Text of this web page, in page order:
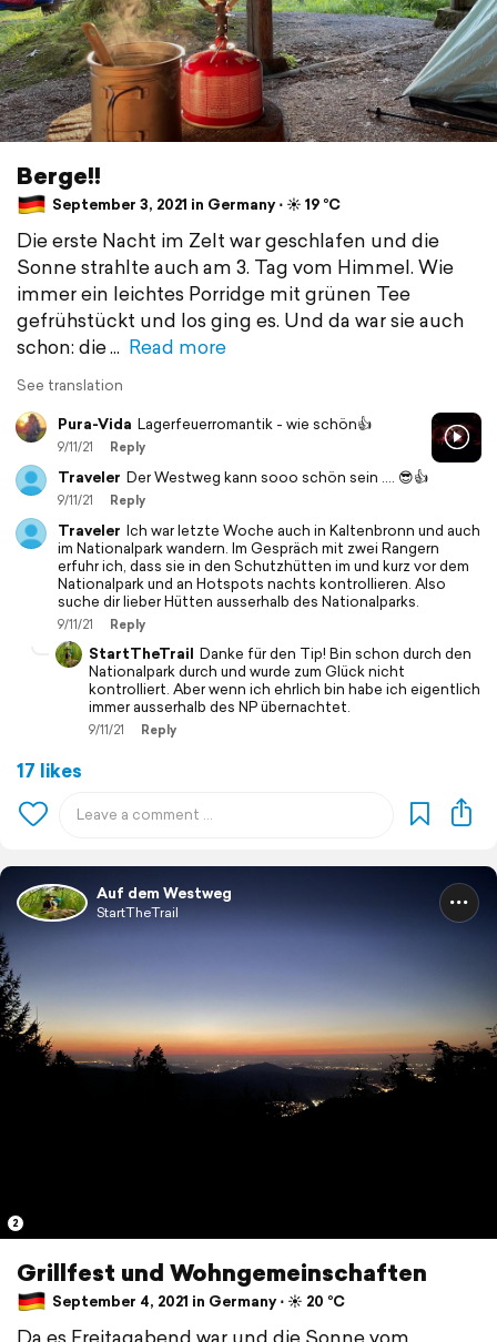
Berge!!
September 3, 2021 in Germany ⋅ ☀️ 19 °C
Die erste Nacht im Zelt war geschlafen und die
Sonne strahlte auch am 3. Tag vom Himmel. Wie
immer ein leichtes Porridge mit grünen Tee
gefrühstückt und los ging es. Und da war sie auch
schon: die
Read more
See translation
Pura-Vida Lagerfeuerromantik - wie schön👍
9/11/21 Reply
Traveler Der Westweg kann sooo schön sein .... 😎👍
9/11/21 Reply
Traveler Ich war letzte Woche auch in Kaltenbronn und auch
im Nationalpark wandern. Im Gespräch mit zwei Rangern
erfuhr ich, dass sie in den Schutzhütten im und kurz vor dem
Nationalpark und an Hotspots nachts kontrollieren. Also
suche dir lieber Hütten ausserhalb des Nationalparks.
9/11/21 Reply
StartTheTrail Danke für den Tip! Bin schon durch den
Nationalpark durch und wurde zum Glück nicht
kontrolliert. Aber wenn ich ehrlich bin habe ich eigentlich
immer ausserhalb des NP übernachtet.
9/11/21 Reply
17 likes
Auf dem Westweg
StartTheTrail
2
Grillfest und Wohngemeinschaften
September 4, 2021 in Germany ⋅ ☀️ 20 °C